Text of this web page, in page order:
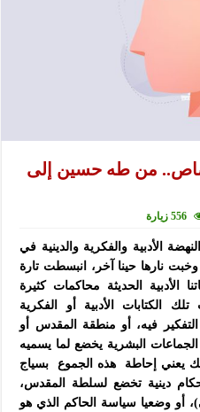
من طه حسين إلى
556 زيارة
الأدبية والفكرية والدينية في
وخبت نارها حينا آخر، انبسطت تارة
الحديثة محاكمات كثيرة
الكتابات الأدبية أو الفكرية
فيه، أو منطقة المقدس أو
الجماعات البشرية يخضع لما يسميه
يعني إحاطة هذه الجموع بسياج
دينية تخضع لسلطة المقدس،
أو وضعيا سياسة الحاكم الذي هو